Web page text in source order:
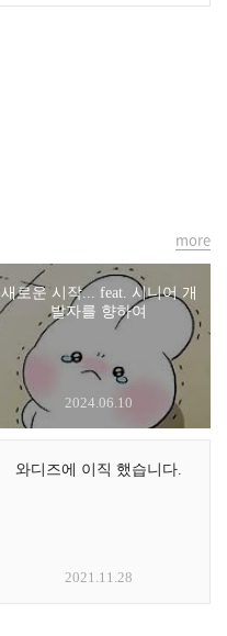
새로운 시작... feat. 시니어 개
발자를 향하여
2024.06.10
와디즈에 이직 했습니다.
2021.11.28
more